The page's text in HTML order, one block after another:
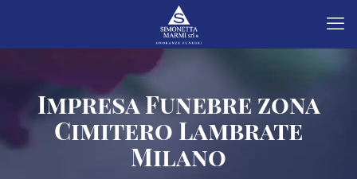
Impresa Funebre zona
Cimitero Lambrate
Milano